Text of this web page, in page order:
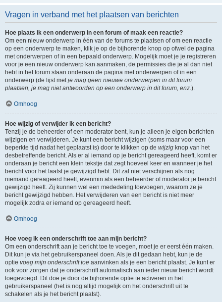
Vragen in verband met het plaatsen van berichten
Hoe plaats ik een onderwerp in een forum of maak een reactie?
Om een nieuw onderwerp in één van de forums te plaatsen of om een reactie
op een onderwerp te maken, klik je op de bijhorende knop op ofwel de pagina
met onderwerpen of in een bepaald onderwerp. Mogelijk moet je je registreren
voor je een nieuw onderwerp kan aanmaken, de permissies die je al dan niet
hebt in het forum staan onderaan de pagina met onderwerpen of in een
onderwerp (de lijst metje mag geen nieuwe onderwerpen in dit forum
plaatsen, je mag niet antwoorden op een onderwerp in dit forum, enz.).
Omhoog
Hoe wijzig of verwijder ik een bericht?
Tenzij je de beheerder of een moderator bent, kun je alleen je eigen berichten
wijzigen en verwijderen. Je kunt een bericht wijzigen (soms maar voor een
beperkte tijd nadat het geplaatst is) door te klikken op de wijzig knop van het
desbetreffende bericht. Als er al iemand op je bericht gereageerd heeft, komt er
onderaan je bericht een klein tekstje dat zegt hoeveel keer en wanneer je het
bericht voor het laatst je gewijzigd hebt. Dit zal niet verschijnen als nog
niemand gereageerd heeft, evenmin als een beheerder of moderator je bericht
gewijzigd heeft. Zij kunnen wel een mededeling toevoegen, waarom ze je
bericht gewijzigd hebben. Het verwijderen van een bericht is niet meer
mogelijk zodra er iemand op gereageerd heeft.
Omhoog
Hoe voeg ik een onderschrift toe aan mijn bericht?
Om een onderschrift aan je bericht toe te voegen, moet je er eerst één maken.
Dit kun je via het gebruikerspaneel doen. Als je dit gedaan hebt, kun je de
optie voeg mijn onderschrift toe aanvinken als je een bericht plaatst. Je kunt er
ook voor zorgen dat je onderschrift automatisch aan ieder nieuw bericht wordt
toegevoegd. Dit doe je door de bijhorende optie te activeren in het
gebruikerspaneel (het is nog altijd mogelijk om het onderschrift uit te
schakelen als je het bericht plaatst).